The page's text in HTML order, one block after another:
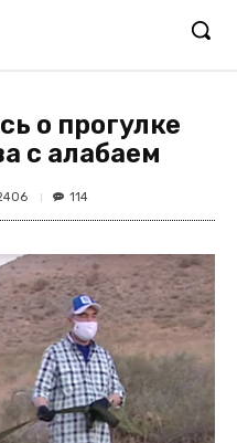
о прогулке
с алабаем
114